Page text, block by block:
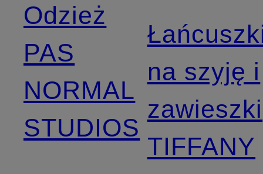
Odzież
PAS
NORMAL
STUDIOS
na szyję i
zawieszki
TIFFANY